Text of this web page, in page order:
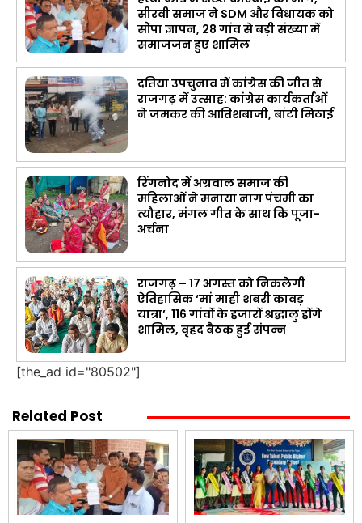
सीरवी समाज ने SDM और विधायक को
सौंपा ज्ञापन, 28 गांव से बड़ी संख्या में
समाजजन हुए शामिल
दतिया उपचुनाव में कांग्रेस की जीत से
राजगढ़ में उत्साह: कांग्रेस कार्यकर्ताओं
ने जमकर की आतिशबाजी, बांटी मिठाई
रिंगनोद में अग्रवाल समाज की
महिलाओं ने मनाया नाग पंचमी का
त्यौहार, मंगल गीत के साथ कि पूजा-
अर्चना
राजगढ़ – 17 अगस्त को निकलेगी
ऐतिहासिक ‘मां माही शबरी कावड़
यात्रा’, 116 गांवों के हजारों श्रद्धालु होंगे
शामिल, वृहद बैठक हुई संपन्न
[the_ad id="80502"]
Related Post